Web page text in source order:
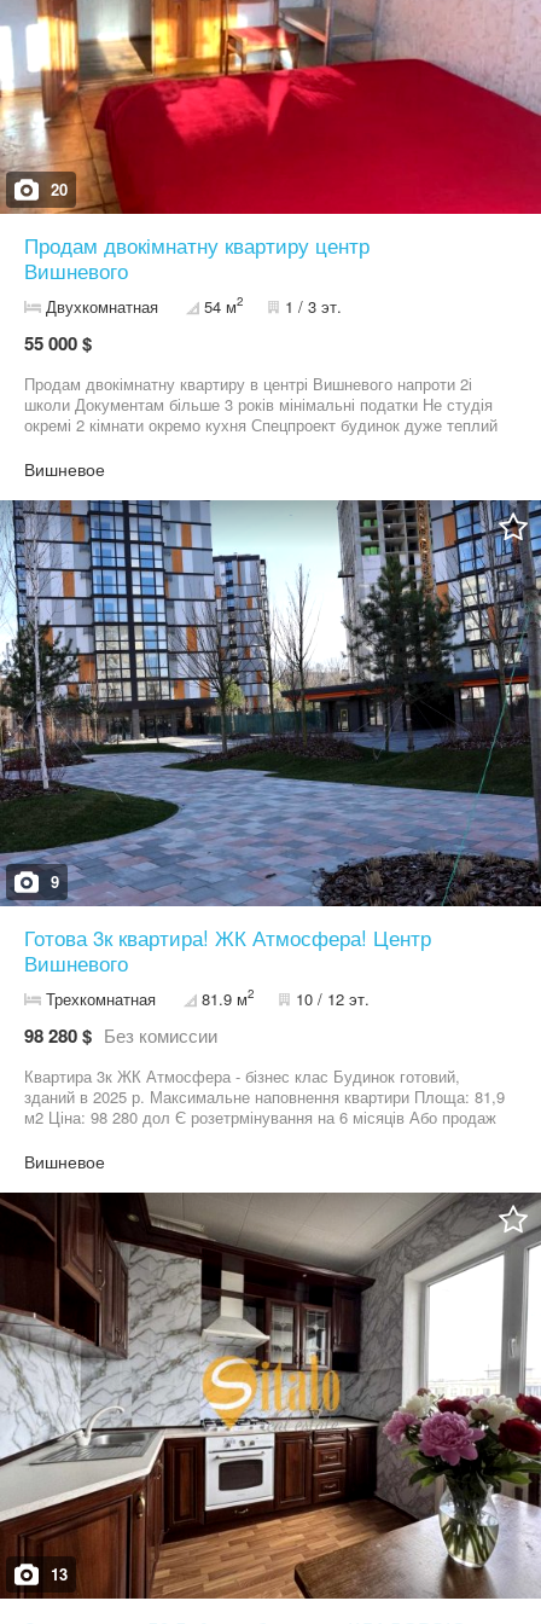
20
Продам двокімнатну квартиру центр
Вишневого
Двухкомнатная 54 м2 1 / 3 эт.
55 000 $
Продам двокімнатну квартиру в центрі Вишневого напроти 2і
школи Документам більше 3 років мінімальні податки Не студія
окремі 2 кімнати окремо кухня Спецпроект будинок дуже теплий
балконом З меблями та необхідною технікою все залишається
школу садочки маршрутки супермаркети Новус дитячі
майданчики Дуже гарна зручна локація для комфортного
проживання Дивимось за домовленістю З повагою Ірина
09******99 Агенство Любий Дім
Вишневое
9
Готова 3к квартира! ЖК Атмосфера! Центр
Вишневого
Трехкомнатная 81.9 м2 10 / 12 эт.
98 280 $ Без комиссии
Квартира 3к ЖК Атмосфера - бізнес клас Будинок готовий,
зданий в 2025 р. Максимальне наповнення квартири Площа: 81,9
м2 Ціна: 98 280 дол Є розетрмінування на 6 місяців Або продаж
Європейська 32 Запрошуємо на перегяд
Вишневое
13